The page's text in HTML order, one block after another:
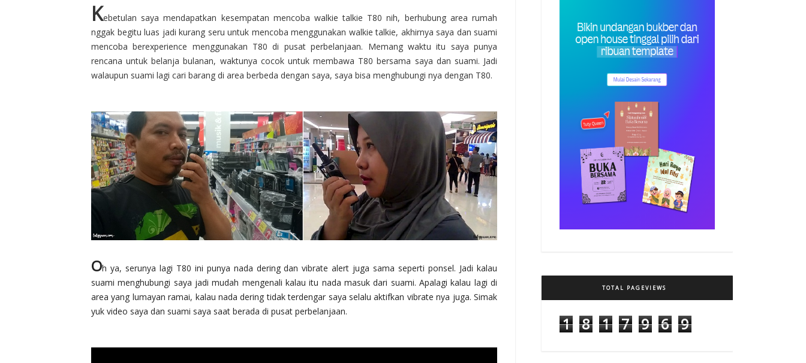
Kebetulan saya mendapatkan kesempatan mencoba walkie talkie T80 nih, berhubung area rumah
nggak begitu luas jadi kurang seru untuk mencoba menggunakan walkie talkie, akhirnya saya dan suami
mencoba berexperience menggunakan T80 di pusat perbelanjaan. Memang waktu itu saya punya
rencana untuk belanja bulanan, waktunya cocok untuk membawa T80 bersama saya dan suami. Jadi
walaupun suami lagi cari barang di area berbeda dengan saya, saya bisa menghubungi nya dengan T80.
Oh ya, serunya lagi T80 ini punya nada dering dan vibrate alert juga sama seperti ponsel. Jadi kalau
suami menghubungi saya jadi mudah mengenali kalau itu nada masuk dari suami. Apalagi kalau lagi di
area yang lumayan ramai, kalau nada dering tidak terdengar saya selalu aktifkan vibrate nya juga. Simak
yuk video saya dan suami saya saat berada di pusat perbelanjaan.
TOTAL PAGEVIEWS
1 8 1 7 9 6 9